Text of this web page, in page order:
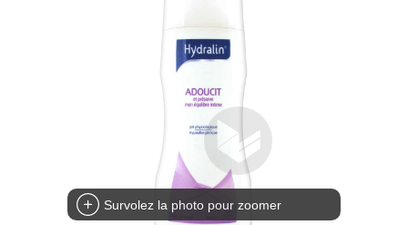
Survolez la photo pour zoomer